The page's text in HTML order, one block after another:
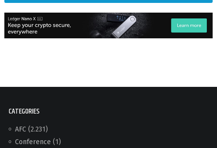
CATEGORIES
AFC(2.231)
Conference (1)